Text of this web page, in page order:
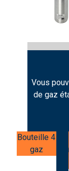
Vous
de gaz
Bouteille 4
gaz